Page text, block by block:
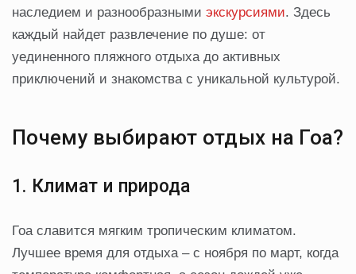
наследием и разнообразными экскурсиями. Здесь
каждый найдет развлечение по душе: от
уединенного пляжного отдыха до активных
приключений и знакомства с уникальной культурой.
Почему выбирают отдых на Гоа?
1. Климат и природа
Гоа славится мягким тропическим климатом.
Лучшее время для отдыха – с ноября по март, когда